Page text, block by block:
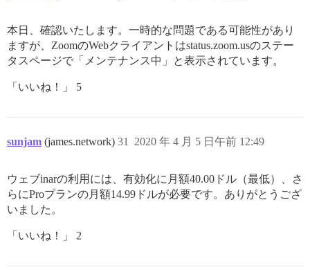
本日、確認いたします。一時的な問題である可能性があり
ますが、ZoomのWebクライアントはstatus.zoom.usのステー
タスページで「メンテナンス中」と表示されています。
「いいね！」 5
sunjam (james.network) 2020 年 4 月 5 日午前 12:49
31
ウェブinarの利用には、有効化に月額40.00ドル（最低）、さ
らにProプランの月額14.99ドルが必要です。ありがとうござ
いました。
「いいね！」 2